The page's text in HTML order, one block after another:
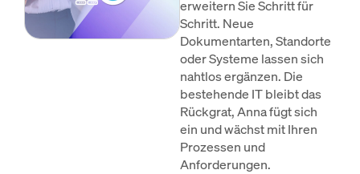
erweitern Sie Schritt für
Schritt. Neue
Dokumentarten, Standorte
oder Systeme lassen sich
nahtlos ergänzen. Die
bestehende IT bleibt das
Rückgrat, Anna fügt sich
ein und wächst mit Ihren
Prozessen und
Anforderungen.